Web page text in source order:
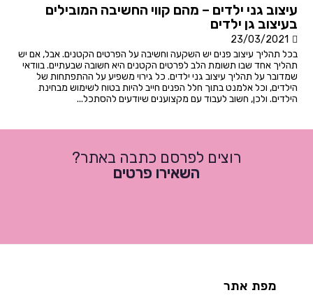
עיצוב גני ילדים – מהם קווי החשיבה המובילים
בעיצוב גן ילדים
23/03/2021
בכל תהליך עיצוב פנים יש השקעה וחשיבה על הפרטים הקטנים. אבל, אם יש
תהליך אחד שבו תשומת הלב לפרטים הקטנים היא חשובה שבעתיים. בוודאי
שמדובר על תהליך עיצוב גני ילדים. כל גירוי משפיע על ההתפתחות של
הילדים, וכל אלמנט בתוך חלל הפנים חייב להיות בטוח לשימוש מבחינת
הילדים. ולכן, חשוב לעבוד עם מקצוענים שיודעים להסתכל...
רוצים לפרסם כתבה באתר?
השאירו פרטים
מפת אתר